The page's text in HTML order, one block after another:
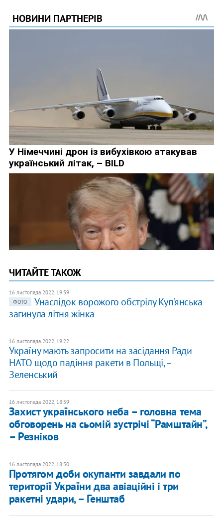
ЧИТАЙТЕ ТАКОЖ
16 листопада 2022, 19:39
ФОТО
Унаслідок ворожого обстрілу Куп’янська
загинула літня жінка
16 листопада 2022, 19:22
Україну мають запросити на засідання Ради
НАТО щодо падіння ракети в Польщі, –
Зеленський
16 листопада 2022, 18:59
Захист українського неба – головна тема
обговорень на сьомій зустрічі “Рамштайн”,
– Резніков
16 листопада 2022, 18:50
Протягом доби окупанти завдали по
території України два авіаційні і три
ракетні удари, – Генштаб